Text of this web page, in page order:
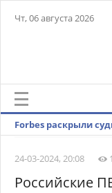
Чт, 06 августа 2026
Forbes раскрыли
24-03-2024, 20:08
Российские